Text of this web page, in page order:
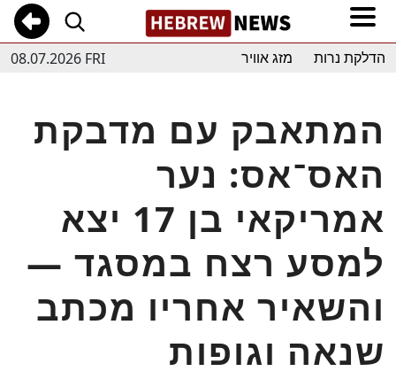
08.07.2026 FRI הדלקת נרות מזג אוויר
המתאבק עם מדבקת
האס־אס: נער
אמריקאי בן 17 יצא
למסע רצח במסגד —
והשאיר אחריו מכתב
שנאה וגופות